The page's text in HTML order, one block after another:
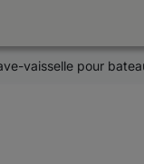
vaisselle pour